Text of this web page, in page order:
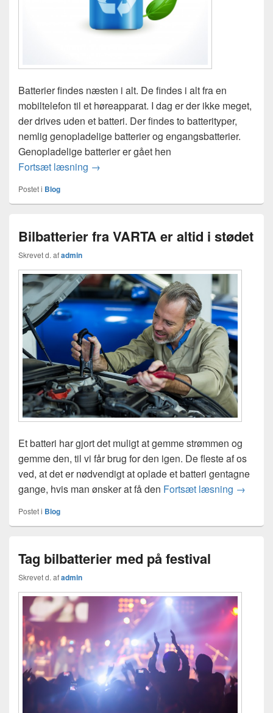
Batterier findes næsten i alt. De findes i alt fra en
mobiltelefon til et høreapparat. I dag er der ikke meget,
der drives uden et batteri. Der findes to batterityper,
nemlig genopladelige batterier og engangsbatterier.
Genopladelige batterier er gået hen
Fortsæt læsning Genopladelige batterier vs almindelige
→
Postet i Blog
Bilbatterier fra VARTA er altid i stødet
Skrevet d. afadmin
Et batteri har gjort det muligt at gemme strømmen og
gemme den, til vi får brug for den igen. De fleste af os
ved, at det er nødvendigt at oplade et batteri gentagne
gange, hvis man ønsker at få den Fortsæt læsning →
Postet i Blog
Tag bilbatterier med på festival
Skrevet d. afadmin